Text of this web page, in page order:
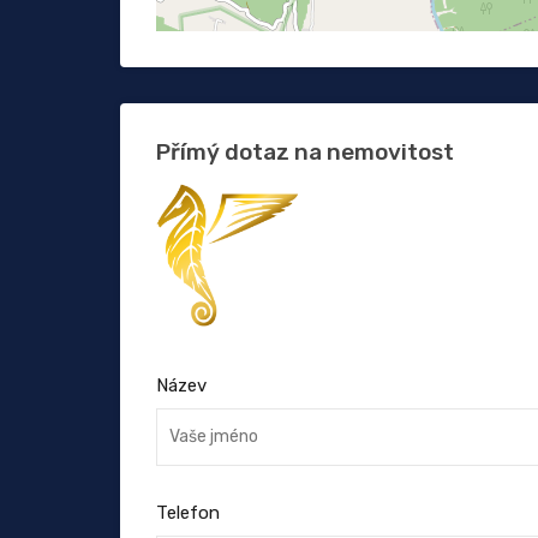
Přímý dotaz na nemovitost
Název
Telefon